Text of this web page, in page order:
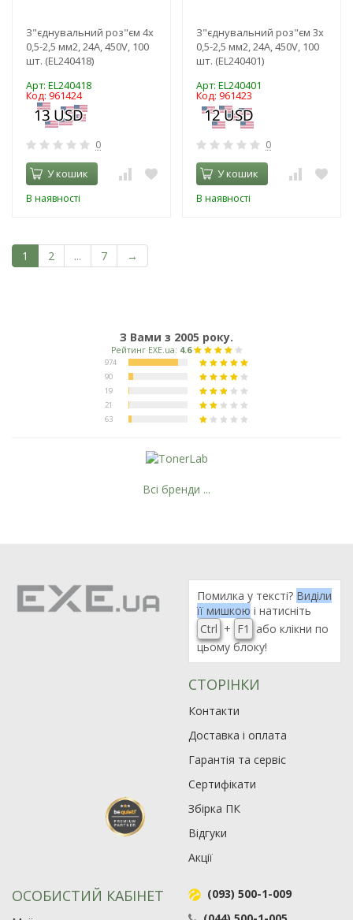
З"єднувальний роз"єм 4x
0,5-2,5 мм2, 24A, 450V, 100
шт. (EL240418)
Арт: EL240418
Код: 961424
0
У кошик
В наявності
З"єднувальний роз"єм 3x
0,5-2,5 мм2, 24A, 450V, 100
шт. (EL240401)
Арт: EL240401
Код: 961423
0
У кошик
В наявності
1 2 ... 7 →
З Вами з 2005 року.
Всі бренди ...
Помилка у тексті? Виділи
її мишкою і натисніть
Ctrl + F1
або клікни по
цьому блоку!
СТОРІНКИ
Контакти
Доставка і оплата
Гарантія та сервіс
Сертифікати
Збірка ПК
Відгуки
Акції
ОСОБИСТИЙ КАБІНЕТ
(093) 500-1-009